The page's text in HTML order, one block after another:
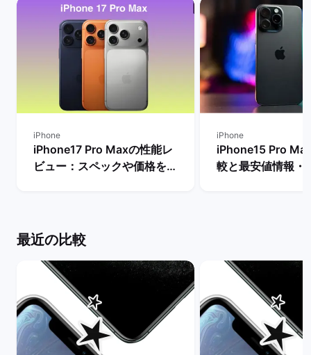
iPhone
iPhone17 Pro Maxの性能レ
ビュー：スペックや価格を
iPhone
iPhone15 Pro
較と最安値情報・
最近の比較